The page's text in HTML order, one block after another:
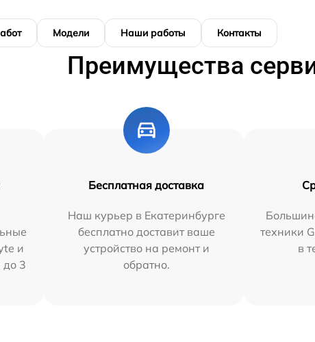
Модели Наши работы Контакты
Преимущества
и
до 3
Бесплатная доставка
Наш курьер в Екатеринбурге
бесплатно доставит ваше
устройство на ремонт и
обратно.
техники
в